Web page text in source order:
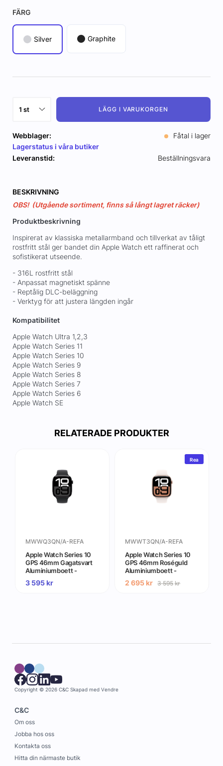
FÄRG
Silver Graphite
LÄGG I VARUKORGEN
Webblager:
Fåtal i lager
Lagerstatus i våra butiker
Leveranstid:
Beställningsvara
BESKRIVNING
OBS! (Utgående sortiment, finns så långt lagret räcker)
Produktbeskrivning
Inspirerat av klassiska metallarmband och tillverkat av tåligt
rostfritt stål ger bandet din Apple Watch ett raffinerat och
sofistikerat utseende.
- 316L rostfritt stål
- Anpassat magnetiskt spänne
- Reptålig DLC-beläggning
- Verktyg för att justera längden ingår
Kompatibilitet
Apple Watch Ultra 1,2,3
Apple Watch Series 11
Apple Watch Series 10
Apple Watch Series 9
Apple Watch Series 8
Apple Watch Series 7
Apple Watch Series 6
Apple Watch SE
RELATERADE PRODUKTER
MWWQ3QN/A-REFA
Apple Watch Series 10
GPS 46mm Gagatsvart
Aluminiumboett -
Gradering A (begagnad)
3 595kr
Rea
MWWT3QN/A-REFA
Apple Watch Series 10
GPS 46mm Roséguld
Aluminiumboett -
Gradering A (begagnad)
2 695 kr 3 595kr
Copyright © 2026 C&C Skapad med Vendre
C&C
Om oss
Jobba hos oss
Kontakta oss
Hitta din närmaste butik